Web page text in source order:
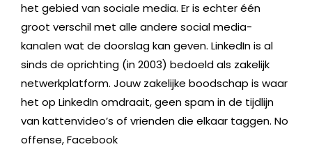
het gebied van sociale media. Er is echter één
groot verschil met alle andere social media-
kanalen wat de doorslag kan geven. LinkedIn is al
sinds de oprichting (in 2003) bedoeld als zakelijk
netwerkplatform. Jouw zakelijke boodschap is waar
het op LinkedIn omdraait, geen spam in de tijdlijn
van kattenvideo’s of vrienden die elkaar taggen. No
offense, Facebook